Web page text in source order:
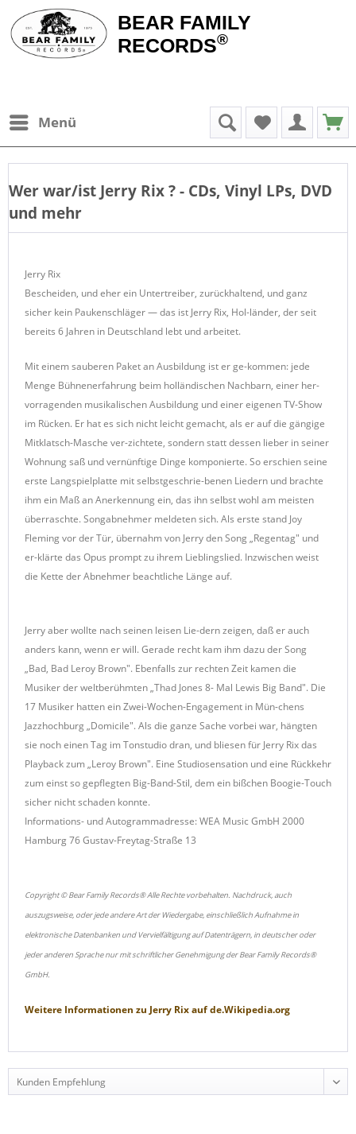
BEAR FAMILY
RECORDS®
Menü
Wer war/ist Jerry Rix? - CDs, Vinyl LPs, DVD
und mehr
Jerry Rix
Bescheiden, und eher ein Untertreiber, zurückhaltend, und ganz
sicher kein Paukenschläger — das ist Jerry Rix, Hol-länder, der seit
bereits 6 Jahren in Deutschland lebt und arbeitet.
Mit einem sauberen Paket an Ausbildung ist er ge-kommen: jede
Menge Bühnenerfahrung beim holländischen Nachbarn, einer her-
vorragenden musikalischen Ausbildung und einer eigenen TV-Show
im Rücken. Er hat es sich nicht leicht gemacht, als er auf die gängige
Mitklatsch-Masche ver-zichtete, sondern statt dessen lieber in seiner
Wohnung saß und vernünftige Dinge komponierte. So erschien seine
erste Langspielplatte mit selbstgeschrie-benen Liedern und brachte
ihm ein Maß an Anerkennung ein, das ihn selbst wohl am meisten
überraschte. Songabnehmer meldeten sich. Als erste stand Joy
Fleming vor der Tür, übernahm von Jerry den Song „Regentag" und
er-klärte das Opus prompt zu ihrem Lieblingslied. Inzwischen weist
die Kette der Abnehmer beachtliche Länge auf.
Jerry aber wollte nach seinen leisen Lie-dern zeigen, daß er auch
anders kann, wenn er will. Gerade recht kam ihm dazu der Song
„Bad, Bad Leroy Brown". Ebenfalls zur rechten Zeit kamen die
Musiker der weltberühmten „Thad Jones 8- Mal Lewis Big Band". Die
17 Musiker hatten ein Zwei-Wochen-Engagement in Mün-chens
Jazzhochburg „Domicile". Als die ganze Sache vorbei war, hängten
sie noch einen Tag im Tonstudio dran, und bliesen für Jerry Rix das
Playback zum „Leroy Brown". Eine Studiosensation und eine Rückkehr
zum einst so gepflegten Big-Band-Stil, dem ein bißchen Boogie-Touch
sicher nicht schaden konnte.
Informations- und Autogrammadresse: WEA Music GmbH 2000
Hamburg 76 Gustav-Freytag-Straße 13
Copyright © Bear Family Records® Alle Rechte vorbehalten. Nachdruck, auch
auszugsweise, oder jede andere Art der Wiedergabe, einschließlich Aufnahme in
elektronische Datenbanken und Vervielfältigung auf Datenträgern, in deutscher oder
jeder anderen Sprache nur mit schriftlicher Genehmigung der Bear Family Records®
GmbH.
Weitere Informationen zu Jerry Rixaufde.Wikipedia.org